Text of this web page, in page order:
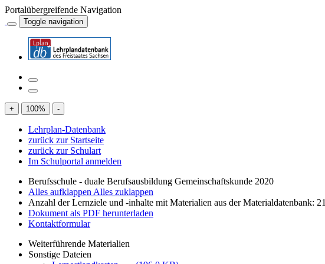
Portalübergreifende Navigation
Toggle navigation
+ 100% -
Lehrplan-Datenbank
zurück zur Startseite
zurück zur Schulart
Im Schulportal anmelden
Berufsschule - duale Berufsausbildung Gemeinschaftskunde 2020
Alles aufklappen Alles zuklappen
Anzahl der Lernziele und -inhalte mit Materialien aus der Materialdatenbank: 21
Dokument als PDF herunterladen
Kontaktformular
Weiterführende Materialien
Sonstige Dateien